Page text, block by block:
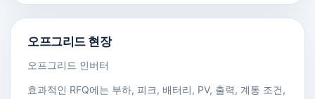
오프그리드 현장
오프그리드 인버터
효과적인 RFQ에는 부하, 피크, 배터리, PV, 출력, 계통 조건,